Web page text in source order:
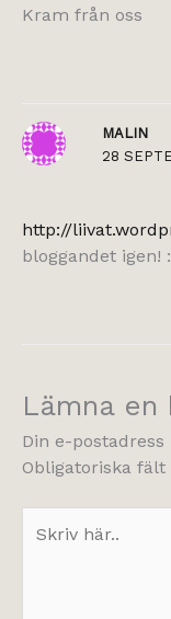
Kram från oss
MALIN
28
http://
bloggandet igen!
Lämna
Din e-
Obligatoriska
här..